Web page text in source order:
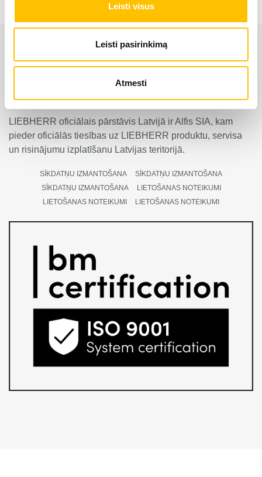
Leisti visus
Leisti pasirinkimą
Atmesti
LIEBHERR oficiālais pārstāvis Latvijā ir Alfis SIA, kam
pieder oficiālās tiesības uz LIEBHERR produktu, servisa
un risinājumu izplatīšanu Latvijas teritorijā.
SĪKDATŅU IZMANTOŠANA
SĪKDATŅU IZMANTOŠANA
SĪKDATŅU IZMANTOŠANA
LIETOŠANAS NOTEIKUMI
LIETOŠANAS NOTEIKUMI
LIETOŠANAS NOTEIKUMI